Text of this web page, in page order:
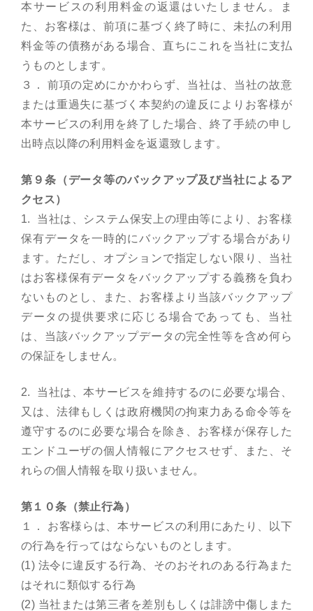
本サービスの利用料金の返還はいたしません。ま
た、お客様は、前項に基づく終了時に、未払の利用
料金等の債務がある場合、直ちにこれを当社に支払
うものとします。
３． 前項の定めにかかわらず、当社は、当社の故意
または重過失に基づく本契約の違反によりお客様が
本サービスの利用を終了した場合、終了手続の申し
出時点以降の利用料金を返還致します。
第９条（データ等のバックアップ及び当社によるア
クセス）
1. 当社は、システム保安上の理由等により、お客様
保有データを一時的にバックアップする場合があり
ます。ただし、オプションで指定しない限り、当社
はお客様保有データをバックアップする義務を負わ
ないものとし、また、お客様より当該バックアップ
データの提供要求に応じる場合であっても、当社
は、当該バックアップデータの完全性等を含め何ら
の保証をしません。
2. 当社は、本サービスを維持するのに必要な場合、
又は、法律もしくは政府機関の拘束力ある命令等を
遵守するのに必要な場合を除き、お客様が保存した
エンドユーザの個人情報にアクセスせず、また、そ
れらの個人情報を取り扱いません。
第１０条（禁止行為）
１． お客様らは、本サービスの利用にあたり、以下
の行為を行ってはならないものとします。
(1) 法令に違反する行為、そのおそれのある行為また
はそれに類似する行為
(2) 当社または第三者を差別もしくは誹謗中傷しまた